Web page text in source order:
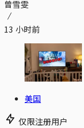
曾雪雯
13 小时前
美国
仅限注册用户